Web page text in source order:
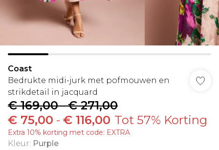
Coast
Bedrukte midi-jurk met pofmouwen en
strikdetail in jacquard
€ 169,00-€ 271,00
€ 75,00 - € 116,00 Tot 57% Korting
Extra 10% korting met code: EXTRA
Kleur: Purple